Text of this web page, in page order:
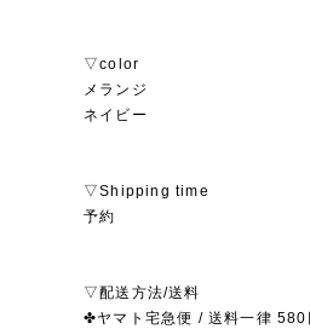
▽color
メランジ
ネイビー
▽Shipping time
予約
▽配送方法/送料
✤ヤマト宅急便 / 送料一律 580